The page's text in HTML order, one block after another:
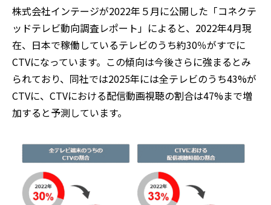
株式会社インテージが2022年５月に公開した「コネクテ
ッドテレビ動向調査レポート」によると、2022年4月現
在、日本で稼働しているテレビのうち約30％がすでに
CTVになっています。この傾向は今後さらに強まるとみ
られており、同社では2025年には全テレビのうち43%が
CTVに、CTVにおける配信動画視聴の割合は47%まで増
加すると予測しています。